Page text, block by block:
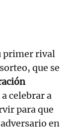
primer rival
que se
celebrar a
para que
en